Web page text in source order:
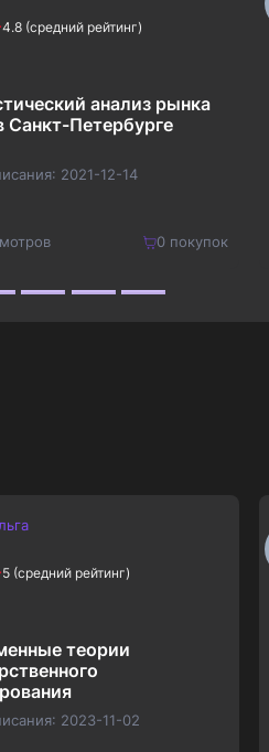
4.8 (средний рейтинг)
анализ рынка
Санкт-Петербурге
2021-12-14
0 покупок
5 (средний рейтинг)
теории
2023-11-02